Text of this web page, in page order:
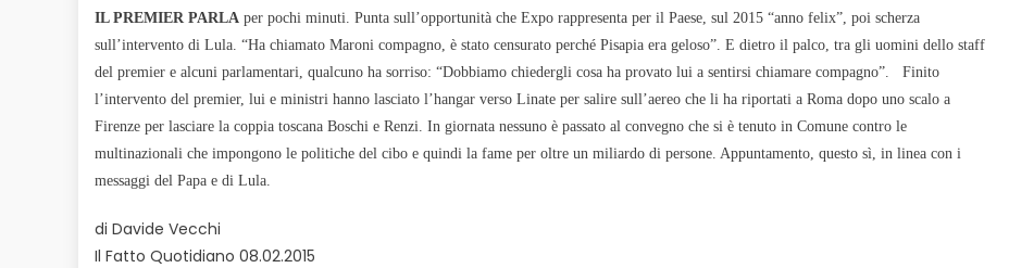
IL PREMIER PARLA per pochi minuti. Punta sull’opportunità che Expo rappresenta per il Paese, sul 2015 “anno felix”, poi scherza
sull’intervento di Lula. “Ha chiamato Maroni compagno, è stato censurato perché Pisapia era geloso”. E dietro il palco, tra gli uomini dello staff
del premier e alcuni parlamentari, qualcuno ha sorriso: “Dobbiamo chiedergli cosa ha provato lui a sentirsi chiamare compagno”.
Finito
l’intervento del premier, lui e ministri hanno lasciato l’hangar verso Linate per salire sull’aereo che li ha riportati a Roma dopo uno scalo a
Firenze per lasciare la coppia toscana Boschi e Renzi. In giornata nessuno è passato al convegno che si è tenuto in Comune contro le
multinazionali che impongono le politiche del cibo e quindi la fame per oltre un miliardo di persone. Appuntamento, questo sì, in linea con i
messaggi del Papa e di Lula.
di Davide Vecchi
Il Fatto Quotidiano 08.02.2015